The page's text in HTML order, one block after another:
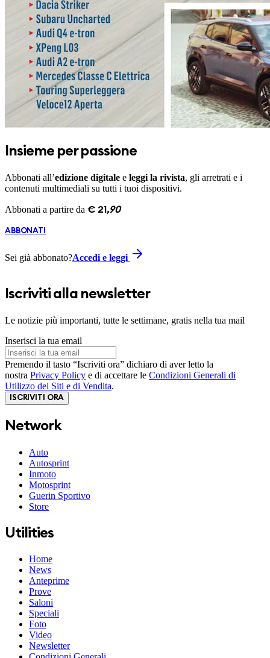
Insieme per passione
Abbonati all’edizione digitale e leggi la rivista, gli arretrati e i
contenuti multimediali su tutti i tuoi dispositivi.
Abbonati a partire da € 21 ,90
ABBONATI
Sei già abbonato?Accedi e leggi
Iscriviti alla newsletter
Le notizie più importanti, tutte le settimane, gratis nella tua mail
Inserisci la tua email
Premendo il tasto “Iscriviti ora” dichiaro di aver letto la
nostra Privacy Policy e di accettare le Condizioni Generali di
Utilizzo dei Siti e di Vendita.
ISCRIVITI ORA
Network
Auto
Autosprint
Inmoto
Motosprint
Guerin Sportivo
Store
Utilities
Home
News
Anteprime
Prove
Saloni
Speciali
Foto
Video
Newsletter